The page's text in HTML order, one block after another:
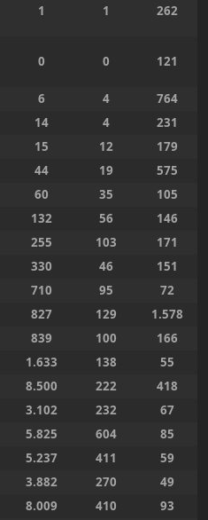
1 1 262
0 0 121
6 4
764
14 4
231
15 12
179
44 19
575
60 35
105
132 56
146
255 103
171
330 46
151
710 95
72
827 129
1.578
839 100
166
1.633 138
55
8.500 222
418
3.102 232
67
5.825 604
85
5.237 411
59
3.882 270
49
8.009 410
93